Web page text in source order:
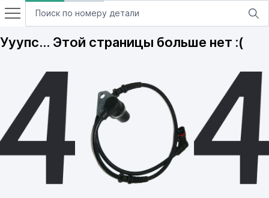
Ууупс… Этой страницы больше нет :(